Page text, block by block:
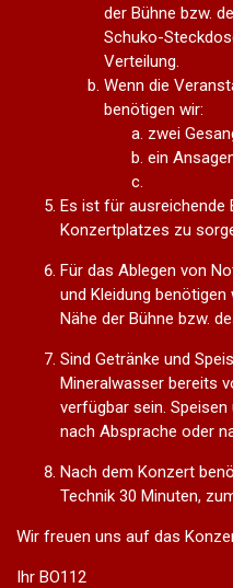
der Bühne bzw.
Schuko-
Verteilung.
Wenn die
benötigen wir:
zwei
ein
Es ist für ausreichende
Konzertplatzes zu
Für das Ablegen von
und Kleidung
Nähe der Bühne bzw.
Sind Getränke und
Mineralwasser bereits
verfügbar sein. Speisen
nach Absprache oder
Nach dem Konzert
Technik 30 Minuten,
Wir freuen uns auf das
Ihr BO112